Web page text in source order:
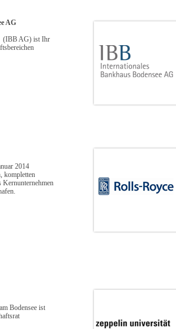
AG
(IBB AG) ist Ihr
2014
kompletten
Kernunternehmen
Bodensee ist